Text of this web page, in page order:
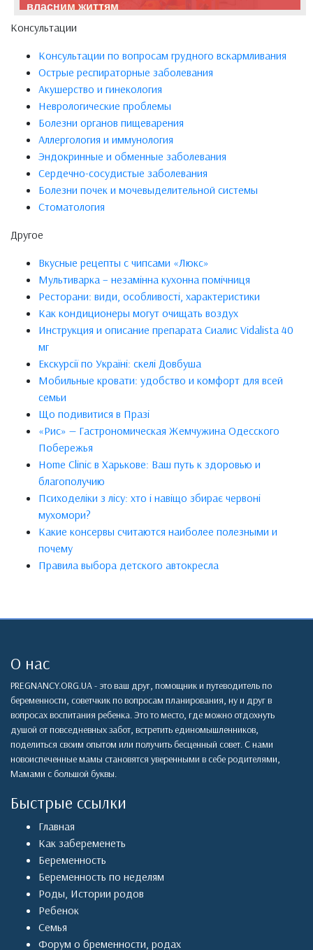
власним життям
Консультации
Консультации по вопросам грудного вскармливания
Острые респираторные заболевания
Акушерство и гинекология
Неврологические проблемы
Болезни органов пищеварения
Аллергология и иммунология
Эндокринные и обменные заболевания
Сердечно-сосудистые заболевания
Болезни почек и мочевыделительной системы
Стоматология
Другое
Вкусные рецепты с чипсами «Люкс»
Мультиварка – незамінна кухонна помічниця
Ресторани: види, особливості, характеристики
Как кондиционеры могут очищать воздух
Инструкция и описание препарата Сиалис Vidalista 40
мг
Екскурсії по Україні: скелі Довбуша
Мобильные кровати: удобство и комфорт для всей
семьи
Що подивитися в Празі
«Рис» — Гастрономическая Жемчужина Одесского
Побережья
Home Clinic в Харькове: Ваш путь к здоровью и
благополучию
Психоделіки з лісу: хто і навіщо збирає червоні
мухомори?
Какие консервы считаются наиболее полезными и
почему
Правила выбора детского автокресла
О нас
PREGNANCY.ORG.UA - это ваш друг, помощник и путеводитель по
беременности, советчкик по вопросам планирования, ну и друг в
вопросах воспитания ребенка. Это то место, где можно отдохнуть
душой от повседневных забот, встретить единомышленников,
поделиться своим опытом или получить бесценный совет. С нами
новоиспеченные мамы становятся уверенными в себе родителями,
Мамами с большой буквы.
Быстрые ссылки
Главная
Как забеременеть
Беременность
Беременность по неделям
Роды, Истории родов
Ребенок
Семья
Форум о бременности, родах